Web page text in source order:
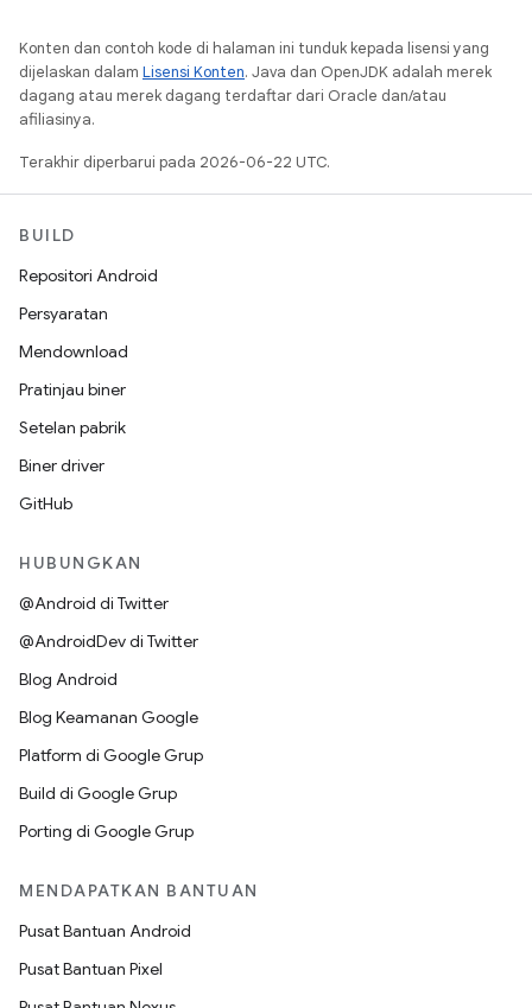
Konten dan contoh kode di halaman ini tunduk kepada lisensi yang
dijelaskan dalam Lisensi Konten. Java dan OpenJDK adalah merek
dagang atau merek dagang terdaftar dari Oracle dan/atau
afiliasinya.
Terakhir diperbarui pada 2026-06-22 UTC.
BUILD
Repositori Android
Persyaratan
Mendownload
Pratinjau biner
Setelan pabrik
Biner driver
GitHub
HUBUNGKAN
@Android di Twitter
@AndroidDev di Twitter
Blog Android
Blog Keamanan Google
Platform di Google Grup
Build di Google Grup
Porting di Google Grup
MENDAPATKAN BANTUAN
Pusat Bantuan Android
Pusat Bantuan Pixel